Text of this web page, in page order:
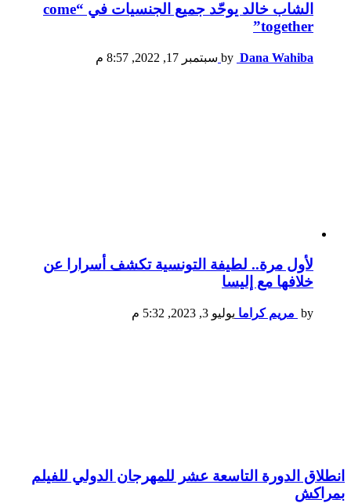
الشاب خالد يوحّد جميع الجنسيات في “come
together”
by Dana Wahiba سبتمبر 17, 2022, 8:57 م
لأول مرة.. لطيفة التونسية تكشف أسرارا عن
خلافها مع إليسا
by مريم كراما يوليو 3, 2023, 5:32 م
انطلاق الدورة التاسعة عشر للمهرجان الدولي للفيلم
بمراكش